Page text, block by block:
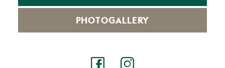
PHOTOGALLERY